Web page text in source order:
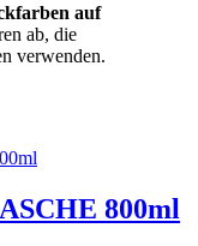
auf
ab, die
verwenden.
800ml